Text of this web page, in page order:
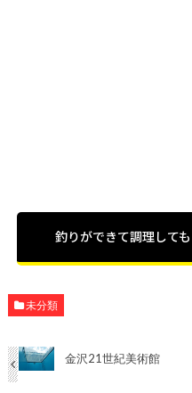
釣りができて調理して
未分類
金沢21世紀美術館